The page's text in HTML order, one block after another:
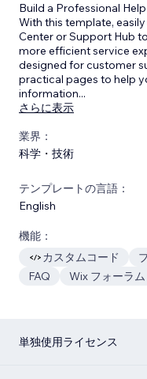
Build a Professional
With this template,
Center or Support Hub
more efficient service
designed for customer
practical pages to help
information...
さらに表示
業界：
科学・技術
テンプレートの言語：
English
機能：
カスタムコード
FAQ
Wix フォーラム
単独使用ライセンス